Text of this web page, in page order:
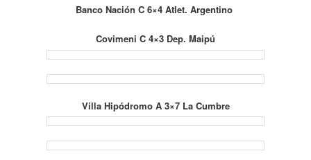
Banco Nación C 6×4 Atlet. Argentino
Covimeni C 4×3 Dep. Maipú
Villa Hipódromo A 3×7 La Cumbre